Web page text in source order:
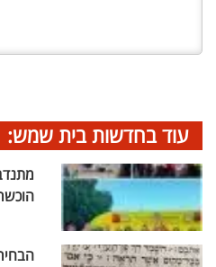
עוד בחדשות בית שמש: